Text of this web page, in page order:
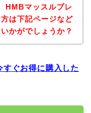
HMBマッスルプレ
は下記ページなど
かがでしょうか？
ぐお得に購入した